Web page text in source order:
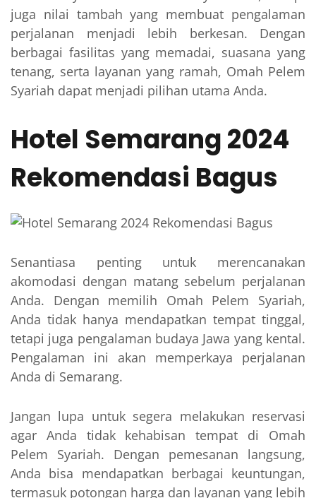
juga nilai tambah yang membuat pengalaman
perjalanan menjadi lebih berkesan. Dengan
berbagai fasilitas yang memadai, suasana yang
tenang, serta layanan yang ramah, Omah Pelem
Syariah dapat menjadi pilihan utama Anda.
Hotel Semarang 2024
Rekomendasi Bagus
Senantiasa penting untuk merencanakan
akomodasi dengan matang sebelum perjalanan
Anda. Dengan memilih Omah Pelem Syariah,
Anda tidak hanya mendapatkan tempat tinggal,
tetapi juga pengalaman budaya Jawa yang kental.
Pengalaman ini akan memperkaya perjalanan
Anda di Semarang.
Jangan lupa untuk segera melakukan reservasi
agar Anda tidak kehabisan tempat di Omah
Pelem Syariah. Dengan pemesanan langsung,
Anda bisa mendapatkan berbagai keuntungan,
termasuk potongan harga dan layanan yang lebih